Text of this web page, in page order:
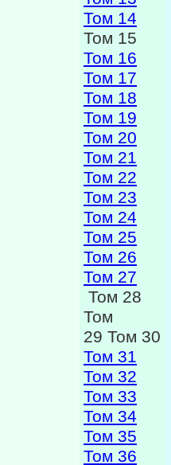
Том 14
Том 15
Том 16
Том 17
Том 18
Том 19
Том 20
Том 21
Том 22
Том 23
Том 24
Том 25
Том 26
Том 27
Том 28
Том
29 Том 30
Том 31
Том 32
Том 33
Том 34
Том 35
Том 36